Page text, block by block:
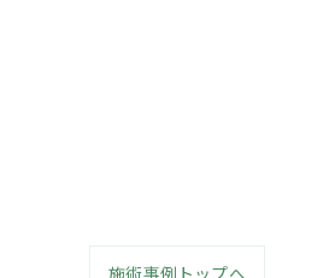
施術事例トップへ